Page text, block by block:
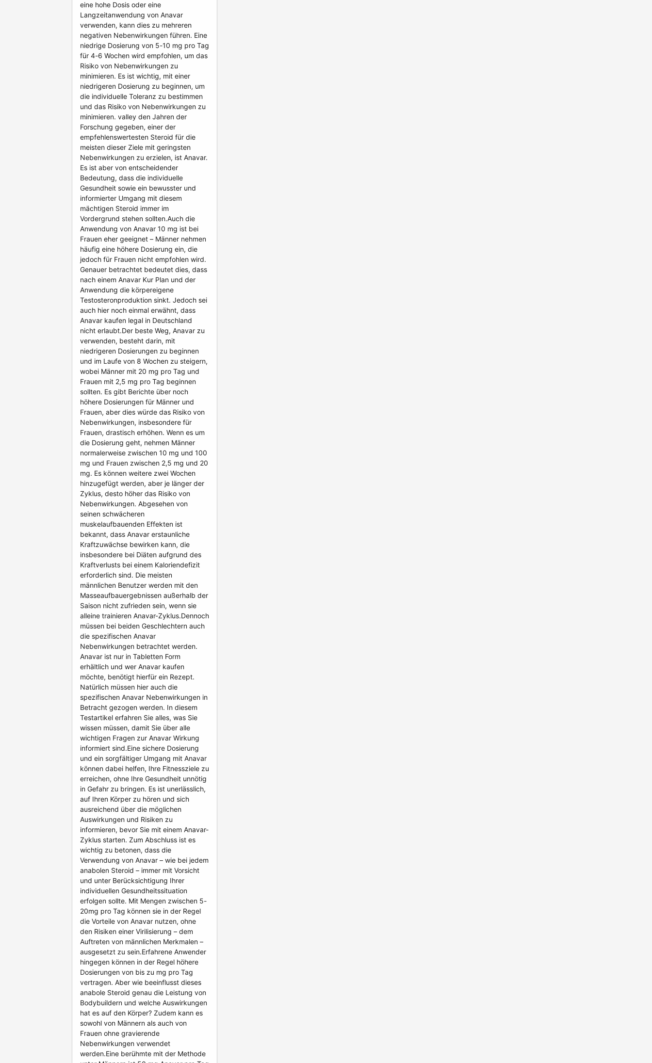
eine hohe Dosis oder eine
Langzeitanwendung von Anavar
verwenden, kann dies zu mehreren
negativen Nebenwirkungen führen. Eine
niedrige Dosierung von 5-10 mg pro Tag
für 4-6 Wochen wird empfohlen, um das
Risiko von Nebenwirkungen zu
minimieren. Es ist wichtig, mit einer
niedrigeren Dosierung zu beginnen, um
die individuelle Toleranz zu bestimmen
und das Risiko von Nebenwirkungen zu
minimieren. valley den Jahren der
Forschung gegeben, einer der
empfehlenswertesten Steroid für die
meisten dieser Ziele mit geringsten
Nebenwirkungen zu erzielen, ist Anavar.
Es ist aber von entscheidender
Bedeutung, dass die individuelle
Gesundheit sowie ein bewusster und
informierter Umgang mit diesem
mächtigen Steroid immer im
Vordergrund stehen sollten.Auch die
Anwendung von Anavar 10 mg ist bei
Frauen eher geeignet – Männer nehmen
häufig eine höhere Dosierung ein, die
jedoch für Frauen nicht empfohlen wird.
Genauer betrachtet bedeutet dies, dass
nach einem Anavar Kur Plan und der
Anwendung die körpereigene
Testosteronproduktion sinkt. Jedoch sei
auch hier noch einmal erwähnt, dass
Anavar kaufen legal in Deutschland
nicht erlaubt.Der beste Weg, Anavar zu
verwenden, besteht darin, mit
niedrigeren Dosierungen zu beginnen
und im Laufe von 8 Wochen zu steigern,
wobei Männer mit 20 mg pro Tag und
Frauen mit 2,5 mg pro Tag beginnen
sollten. Es gibt Berichte über noch
höhere Dosierungen für Männer und
Frauen, aber dies würde das Risiko von
Nebenwirkungen, insbesondere für
Frauen, drastisch erhöhen. Wenn es um
die Dosierung geht, nehmen Männer
normalerweise zwischen 10 mg und 100
mg und Frauen zwischen 2,5 mg und 20
mg. Es können weitere zwei Wochen
hinzugefügt werden, aber je länger der
Zyklus, desto höher das Risiko von
Nebenwirkungen. Abgesehen von
seinen schwächeren
muskelaufbauenden Effekten ist
bekannt, dass Anavar erstaunliche
Kraftzuwächse bewirken kann, die
insbesondere bei Diäten aufgrund des
Kraftverlusts bei einem Kaloriendefizit
erforderlich sind. Die meisten
männlichen Benutzer werden mit den
Masseaufbauergebnissen außerhalb der
Saison nicht zufrieden sein, wenn sie
alleine trainieren Anavar-Zyklus.Dennoch
müssen bei beiden Geschlechtern auch
die spezifischen Anavar
Nebenwirkungen betrachtet werden.
Anavar ist nur in Tabletten Form
erhältlich und wer Anavar kaufen
möchte, benötigt hierfür ein Rezept.
Natürlich müssen hier auch die
spezifischen Anavar Nebenwirkungen in
Betracht gezogen werden. In diesem
Testartikel erfahren Sie alles, was Sie
wissen müssen, damit Sie über alle
wichtigen Fragen zur Anavar Wirkung
informiert sind.Eine sichere Dosierung
und ein sorgfältiger Umgang mit Anavar
können dabei helfen, Ihre Fitnessziele zu
erreichen, ohne Ihre Gesundheit unnötig
in Gefahr zu bringen. Es ist unerlässlich,
auf Ihren Körper zu hören und sich
ausreichend über die möglichen
Auswirkungen und Risiken zu
informieren, bevor Sie mit einem Anavar-
Zyklus starten. Zum Abschluss ist es
wichtig zu betonen, dass die
Verwendung von Anavar – wie bei jedem
anabolen Steroid – immer mit Vorsicht
und unter Berücksichtigung Ihrer
individuellen Gesundheitssituation
erfolgen sollte. Mit Mengen zwischen 5-
20mg pro Tag können sie in der Regel
die Vorteile von Anavar nutzen, ohne
den Risiken einer Virilisierung – dem
Auftreten von männlichen Merkmalen –
ausgesetzt zu sein.Erfahrene Anwender
hingegen können in der Regel höhere
Dosierungen von bis zu mg pro Tag
vertragen. Aber wie beeinflusst dieses
anabole Steroid genau die Leistung von
Bodybuildern und welche Auswirkungen
hat es auf den Körper? Zudem kann es
sowohl von Männern als auch von
Frauen ohne gravierende
Nebenwirkungen verwendet
werden.Eine berühmte mit der Methode